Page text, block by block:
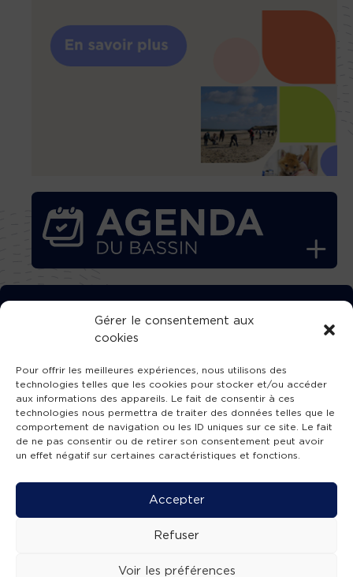
Gérer le consentement aux
cookies
Pour offrir les meilleures expériences, nous utilisons des
technologies telles que les cookies pour stocker et/ou accéder
aux informations des appareils. Le fait de consentir à ces
technologies nous permettra de traiter des données telles que le
comportement de navigation ou les ID uniques sur ce site. Le fait
de ne pas consentir ou de retirer son consentement peut avoir
un effet négatif sur certaines caractéristiques et fonctions.
Accepter
Refuser
Voir les préférences
TÉLÉCHARGEZ GRATUITEMENT
L’APPLICATION TVBA !
SUIVEZ-NOUS !
Mentions légales -Accessibilité